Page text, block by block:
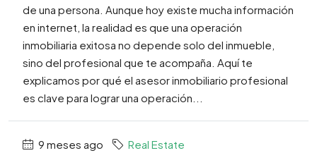
de una persona. Aunque hoy existe mucha información
en internet, la realidad es que una operación
inmobiliaria exitosa no depende solo del inmueble,
sino del profesional que te acompaña. Aquí te
explicamos por qué el asesor inmobiliario profesional
es clave para lograr una operación...
9 meses ago Real Estate